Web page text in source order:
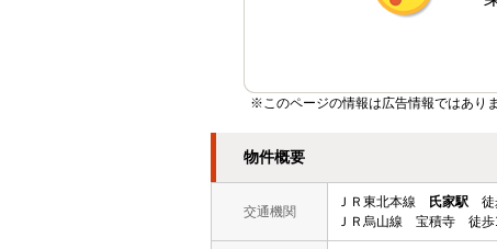
※このページの情報は広告情報ではあり
物件概要
交通機関
ＪＲ東北本線 氏家駅 徒
ＪＲ烏山線 宝積寺 徒歩